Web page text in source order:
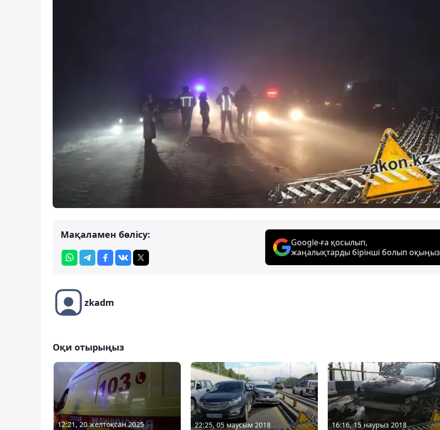
Мақаламен бөлісу:
Google-ға қосылып,
жаңалықтарды бірінші болып оқыңыз
zkadm
Оқи отырыңыз
12:21, 20 желтоқсан 2025 22:25, 05 маусым 2018 16:16, 15 наурыз 2018